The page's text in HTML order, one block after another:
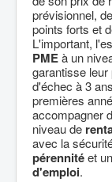
prévisionnel,
points forts et
L'important,
PMEà un
garantisse leur
d'échec à 3
premières
accompagner
niveau de
avec la
pérennitéet
d'emploi.